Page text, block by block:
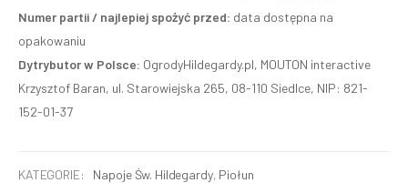
Numer partii / najlepiej spożyć przed: data dostępna na
opakowaniu
Dytrybutor w Polsce: OgrodyHildegardy.pl, MOUTON interactive
Krzysztof Baran, ul. Starowiejska 265, 08-110 Siedlce, NIP: 821-
152-01-37
KATEGORIE: Napoje Św. Hildegardy, Piołun